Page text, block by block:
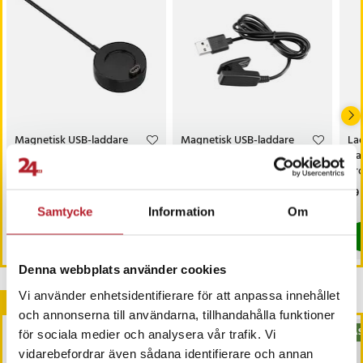
Samtycke Information Om
Denna webbplats använder cookies
Vi använder enhetsidentifierare för att anpassa innehållet
och annonserna till användarna, tillhandahålla funktioner
för sociala medier och analysera vår trafik. Vi
vidarebefordrar även sådana identifierare och annan
Magnetisk USB-laddare
till Garmin Fenix, Instinct,
Forerunner m.fl. – svart
I lager, levereras inom 1-2 vardagar
Köp
Magnetisk USB-laddare
till Garmin Forerunner -
I lager, levereras inom 1-2 vardagar
Andra köpte också